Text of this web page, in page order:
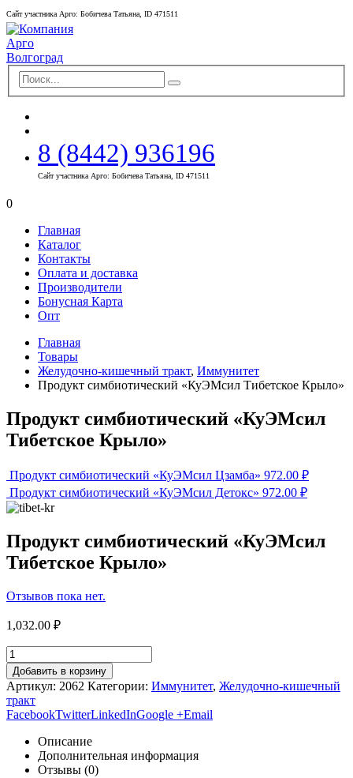
Сайт участника Арго: Бобичева Татьяна, ID 471511
8 (8442) 936196
Сайт участника Арго: Бобичева Татьяна, ID 471511
0
Главная
Каталог
Контакты
Оплата и доставка
Производители
Бонусная Карта
Опт
Главная
Товары
Желудочно-кишечный тракт, Иммунитет
Продукт cимбиотический «КуЭМсил Тибетское Крыло»
Продукт cимбиотический «КуЭМсил
Тибетское Крыло»
Продукт cимбиотический «КуЭМсил Цзамба» 972.00 ₽
Продукт cимбиотический «КуЭМсил Детокс» 972.00 ₽
Продукт cимбиотический «КуЭМсил
Тибетское Крыло»
Отзывов пока нет.
1,032.00 ₽
Добавить в корзину
Артикул: 2062 Категории: Иммунитет, Желудочно-кишечный
тракт
FacebookTwitterLinkedInGoogle +Email
Описание
Дополнительная информация
Отзывы (0)